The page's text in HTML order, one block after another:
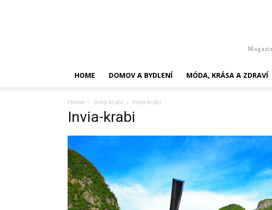
HOME DOMOV A BYDLENÍ MÓDA, KRÁSA A ZDRAVÍ
Home Invia-krabi Invia-krabi
Invia-krabi